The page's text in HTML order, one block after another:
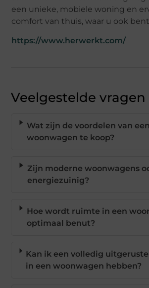
een unieke, mobiele woning en
comfort van thuis, waar u ook
https://www.herwerkt.com/
Veelgestelde vragen
Wat zijn de voordelen van een
woonwagen te koop?
Zijn moderne woonwagens
energiezuinig?
Hoe wordt ruimte in een
optimaal benut?
Kan ik een volledig
in een woonwagen hebben?